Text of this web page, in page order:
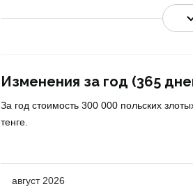
Изменения за год (365
За год стоимость 300 000 польских
тенге.
август 2026